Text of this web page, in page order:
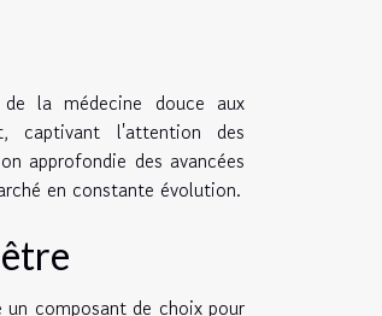
la médecine douce aux
captivant l'attention des
approfondie des avancées
en constante évolution.
composant de choix pour